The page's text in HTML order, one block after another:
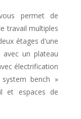
permet de
travail multiples
étages d'une
un plateau
électrification
bench »
et espaces de